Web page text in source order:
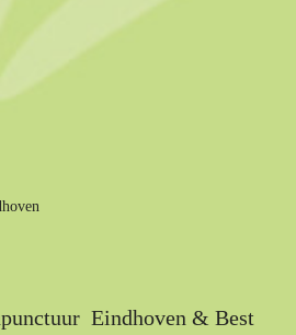
Eindhoven & Best